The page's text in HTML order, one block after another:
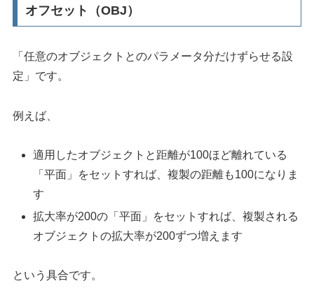
オフセット（OBJ）
「任意のオブジェクトとのパラメータ分だけずらせる設
定」です。
例えば、
適用したオブジェクトと距離が100ほど離れている
「平面」をセットすれば、複製の距離も100になりま
す
拡大率が200の「平面」をセットすれば、複製される
オブジェクトの拡大率が200ずつ増えます
という具合です。